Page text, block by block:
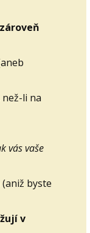
li na
vás vaše
byste
v